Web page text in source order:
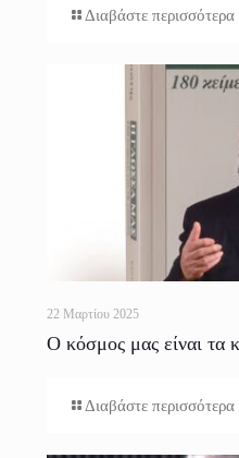
Διαβάστε περισσότερα
22 Μαρτίου 2025
Ο κόσμος μας είναι τα
Διαβάστε περισσότερα